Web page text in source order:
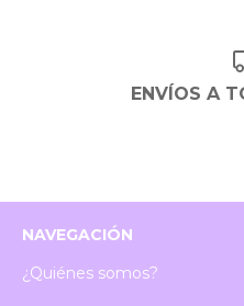
ENVÍOS A
NAVEGACIÓN
¿Quiénes somos?